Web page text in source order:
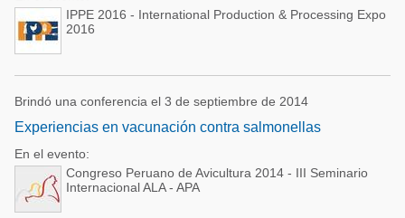
IPPE 2016 - International Production & Processing Expo
2016
Brindó una conferencia el 3 de septiembre de 2014
Experiencias en vacunación contra salmonellas
En el evento:
Congreso Peruano de Avicultura 2014 - III Seminario
Internacional ALA - APA